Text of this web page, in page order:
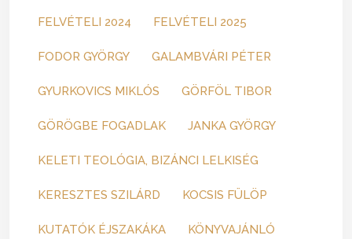
FELVÉTELI 2024 FELVÉTELI 2025
FODOR GYÖRGY GALAMBVÁRI PÉTER
GYURKOVICS MIKLÓS GÖRFÖL TIBOR
GÖRÖGBE FOGADLAK JANKA GYÖRGY
KELETI TEOLÓGIA, BIZÁNCI LELKISÉG
KERESZTES SZILÁRD KOCSIS FÜLÖP
KUTATÓK ÉJSZAKÁKA KÖNYVAJÁNLÓ